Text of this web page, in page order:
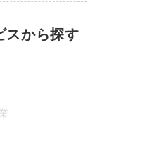
スから探す